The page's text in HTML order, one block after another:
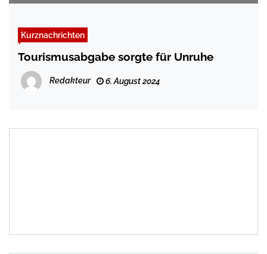
Kurznachrichten
Tourismusabgabe sorgte für Unruhe
Redakteur 6. August 2024